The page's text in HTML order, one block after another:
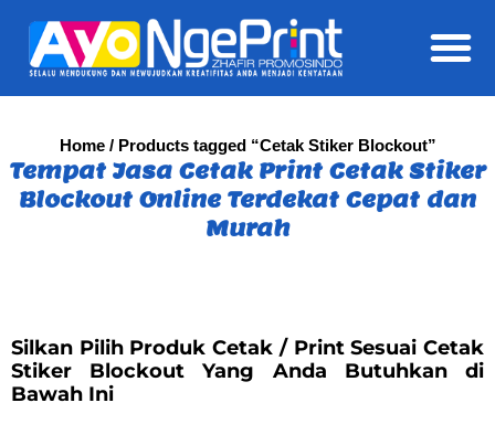
Home/ Products tagged “Cetak Stiker Blockout”
Tempat Jasa Cetak Print Cetak Stiker
Blockout Online Terdekat Cepat dan
Murah
Silkan Pilih Produk Cetak / Print Sesuai Cetak
Stiker Blockout Yang Anda Butuhkan di
Bawah Ini